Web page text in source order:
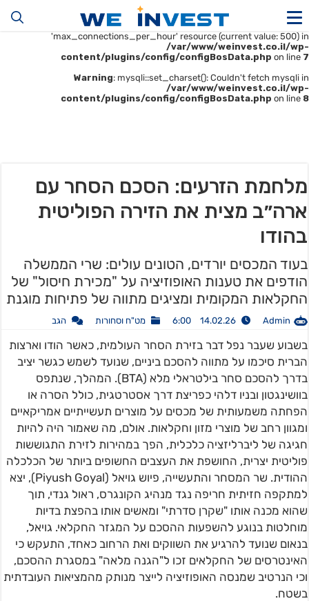
Warning
: mysqli::__construct(): (HY000/1226): User
'u414896523_maofData' has exceeded the
'max_connections_per_hour' resource (current value: 500) in
/var/www/weinvest.co.il/wp-
content/plugins/config/configBosData.php on line 7
Warning: mysqli::set_charset(): Couldn't fetch mysqli in
/var/www/weinvest.co.il/wp-
content/plugins/config/configBosData.php on line 8
מלחמת הזרעים: הסכם הסחר עם
ארה״ב מצית את הזירה הפוליטית
בהודו
בעוד המכסים יורדים, הטונים עולים: שרי הממשלה
הודפים את טענות האופוזיציה על "מכירת חיסול" של
החקלאות המקומית ומציגים מתווה של פתיחות מוגנת
Admin
14.02.26 6:00 מט"ח וסחורות הגב
בשבוע שעבר נפל דבר בזירת הסחר העולמית, כאשר הודו וארצות
הברית סיכמו על מתווה להסכם ביניים, שנועד לשמש כגשר יציב
בדרך להסכם סחר בילטראלי מלא (BTA). המהלך, שנתפס
בוושינגטון ובניו דלהי כפריצת דרך אסטרטגית, כולל הסרה או
הפחתה משמעותית של מכסים על מוצרים תעשייתיים אמריקאיים
ומגוון רחב של מוצרי מזון וחקלאות. אולם, מה שאמור היה להיות
חגיגה של ליברליזציה כלכלית, הפך במהירות לזירת התגוששות
פוליטית יצרית, החושפת את העצבים החשופים ביותר של הכלכלה
ההודית. שר המסחר והתעשייה, פיוש גויאל (Piyush Goyal), יצא
למתקפה חזיתית חריפה נגד מנהיג הקונגרס, ראול גנדי, תוך
שהוא מכנה אותו "שקרן סדרתי" ומאשים אותו בהפצת בדיות
מוחלטות בנוגע להשפעות ההסכם על המגזר החקלאי. גויאל,
בנאום שנועד להרגיע את השווקים ואת הרחוב כאחד, התעקש כי
האינטרסים של החקלאים זכו ל"הגנה מלאה" במסגרת ההסכם,
וכי הנרטיב שמנסה האופוזיציה לייצר מנותק מהמציאות העובדתית
בשטח.